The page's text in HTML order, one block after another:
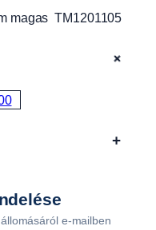
magas TM1201105
+
+
e-mailben